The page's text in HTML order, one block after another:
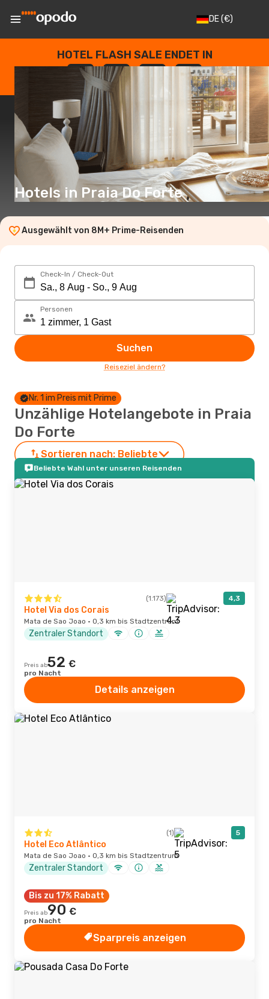
DE(€)
HOTEL FLASH SALE ENDET IN
--
TAGE
: --
STUNDEN
: --
SEKUNDEN
Hotels in Praia Do Forte
Ausgewählt von 8M+ Prime-Reisenden
Check-In / Check-Out
Personen
Suchen
Reiseziel ändern?
Nr. 1 im Preis mit Prime
Unzählige Hotelangebote in Praia
Do Forte
Sortieren nach: Beliebte
Beliebte Wahl unter unseren Reisenden
(1.173) 4,3
Hotel Via dos Corais
Mata de Sao Joao · 0,3 km bis Stadtzentrum
Zentraler Standort
Preis ab52 €
pro Nacht
Details anzeigen
(1) 5
Hotel Eco Atlântico
Mata de Sao Joao · 0,3 km bis Stadtzentrum
Zentraler Standort
Bis zu 17% Rabatt
Preis ab90 €
pro Nacht
Sparpreis anzeigen